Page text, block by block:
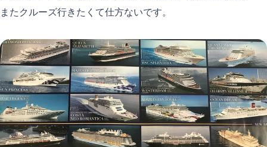
またクルーズ行きたくて仕方ないです。